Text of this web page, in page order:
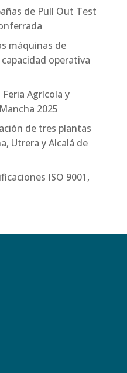
de Pull Out Test
máquinas de
operativa
Agrícola y
2025
de tres plantas
Utrera y Alcalá de
ISO 9001,